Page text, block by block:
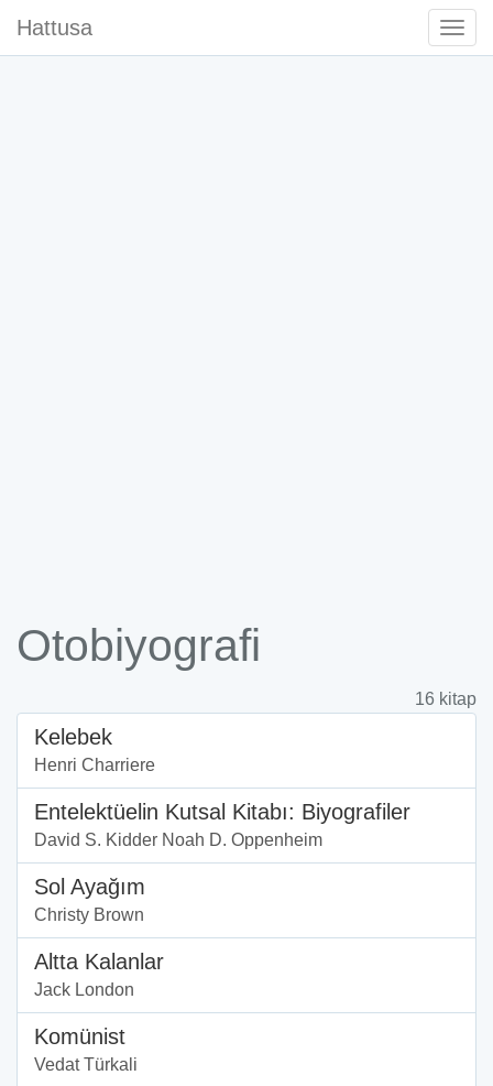
Hattusa
Otobiyografi
16 kitap
Kelebek
Henri Charriere
Entelektüelin Kutsal Kitabı: Biyografiler
David S. Kidder Noah D. Oppenheim
Sol Ayağım
Christy Brown
Altta Kalanlar
Jack London
Komünist
Vedat Türkali